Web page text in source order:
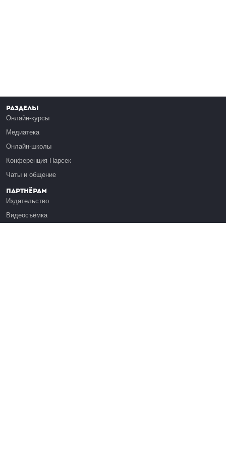
Разделы
Онлайн-курсы
Медиатека
Онлайн-школы
Конференция Парсек
Чаты и общение
Партнёрам
Издательство
Видеосъёмка